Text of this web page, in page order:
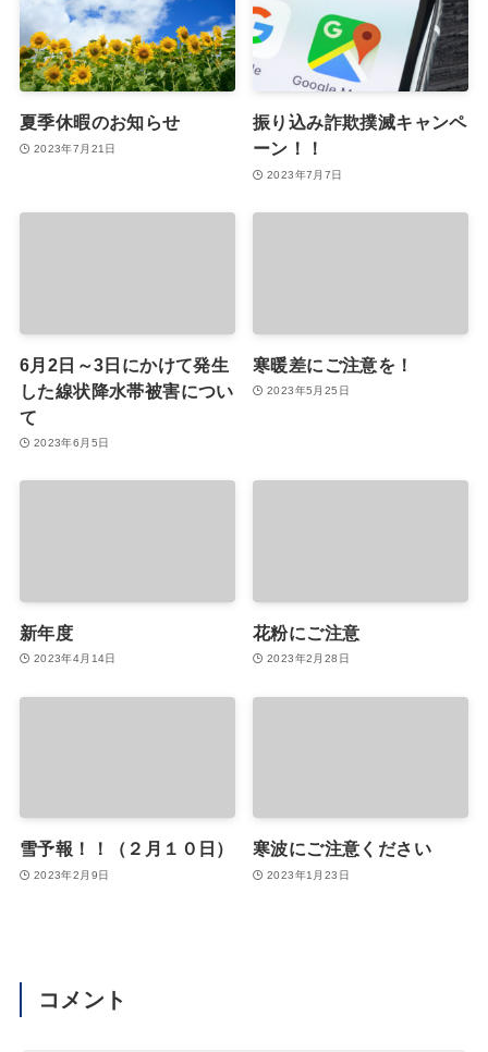
夏季休暇のお知らせ
2023年7月21日
振り込み詐欺撲滅キャンペ
ーン！！
2023年7月7日
6月2日～3日にかけて発生
した線状降水帯被害につい
て
2023年6月5日
寒暖差にご注意を！
2023年5月25日
新年度
2023年4月14日
花粉にご注意
2023年2月28日
雪予報！！（２月１０日）
2023年2月9日
寒波にご注意ください
2023年1月23日
コメント